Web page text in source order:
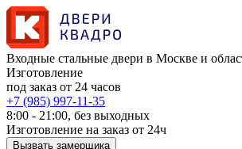
Входные стальные двери в Москве и
Изготовление
под заказ от 24 часов
+7 (985) 997-11-35
8:00 - 21:00, без выходных
Изготовление на заказ от 24ч
Вызвать замерщика